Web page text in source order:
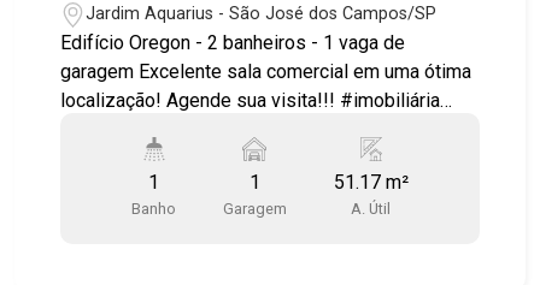
Jardim Aquarius - São José dos Campos/SP
Edifício Oregon - 2 banheiros - 1 vaga de
garagem Excelente sala comercial em uma ótima
localização! Agende sua visita!!! #imobiliária
#salaparacompra #jardimaquarius
1
Banho
1
Garagem
51.17 m²
A. Útil